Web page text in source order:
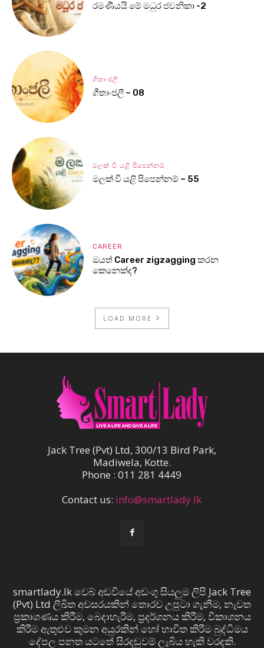
රමණීයයි මේ මධුර ජවනිකා -2
ගීතාංජලී
ගීතාංජලී – 08
මලක් වී යළි පිපෙන්නම්
මලක් වී යළි පිපෙන්නම් – 55
CAREER
ඔයත් Career zigzagging කරන
කෙනෙක්ද?
LOAD MORE
Jack Tree (Pvt) Ltd, 300/13 Bird Park,
Madiwela, Kotte.
Phone : 011 281 4449
Contact us: info@smartlady.lk
smartlady.lk වෙබ් අඩවියේ අඩංගු සියලුම ලිපි Jack Tree
(Pvt) Ltd ලිඛිත අවසරයකින් තොරව උපුටා ගැනීම, නැවත
ප්‍රකාශණය කිරීම, බෙදාහැරීම, ප්‍රදර්ශනය කිරීම, විකාශනය
කිරීම ඇතුළුව කුමන අයුරකින් හෝ භාවිත කිරීම බුද්ධිමය
දේපල පනත යටතේ සිරදඬුවම් ලැබිය හැකි වරදකි.